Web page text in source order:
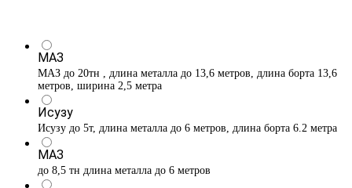
МАЗ
МАЗ до 20тн , длина металла до 13,6 метров, длина борта 13,6
метров, ширина 2,5 метра
Исузу
Исузу до 5т, длина металла до 6 метров, длина борта 6.2 метра
МАЗ
до 8,5 тн длина металла до 6 метров